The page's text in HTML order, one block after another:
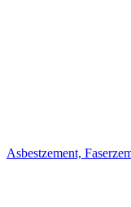
Asbestzement,